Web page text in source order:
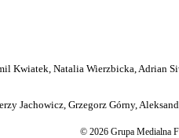
Kwiatek, Natalia Wierzbicka, Adrian
Jachowicz, Grzegorz Górny,
© 2026 Grupa Medialna